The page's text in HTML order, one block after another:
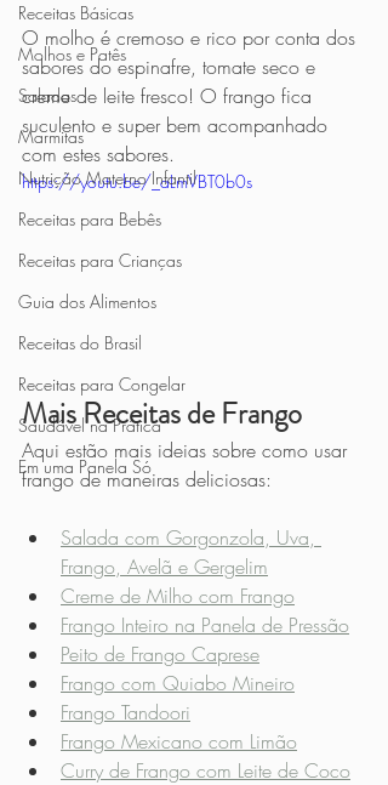
Receitas Básicas
Molhos e Patês
Saladas
Marmitas
Nutrição Materno Infantil
Receitas para Bebês
Receitas para Crianças
Guia dos Alimentos
Receitas do Brasil
Receitas para Congelar
Saudável na Prática
Em uma Panela Só
O molho é cremoso e rico por conta dos
sabores do espinafre, tomate seco e
creme de leite fresco! O frango fica
suculento e super bem acompanhado
com estes sabores.
https://youtu.be/_aLmVBT0b0s
Mais Receitas de Frango
Aqui estão mais ideias sobre como usar
frango de maneiras deliciosas:
Salada com Gorgonzola, Uva,
Frango, Avelã e Gergelim
Creme de Milho com Frango
Frango Inteiro na Panela de Pressão
Peito de Frango Caprese
Frango com Quiabo Mineiro
Frango Tandoori
Frango Mexicano com Limão
Curry de Frango com Leite de Coco